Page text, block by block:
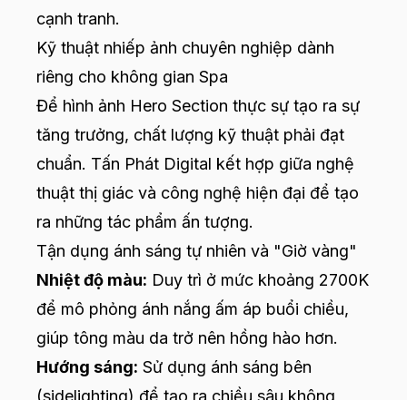
cạnh tranh.
Kỹ thuật nhiếp ảnh chuyên nghiệp dành
riêng cho không gian Spa
Để hình ảnh Hero Section thực sự tạo ra sự
tăng trưởng, chất lượng kỹ thuật phải đạt
chuẩn. Tấn Phát Digital kết hợp giữa nghệ
thuật thị giác và công nghệ hiện đại để tạo
ra những tác phẩm ấn tượng.
Tận dụng ánh sáng tự nhiên và "Giờ vàng"
Nhiệt độ màu: Duy trì ở mức khoảng 2700K
để mô phỏng ánh nắng ấm áp buổi chiều,
giúp tông màu da trở nên hồng hào hơn.
Hướng sáng: Sử dụng ánh sáng bên
(sidelighting) để tạo ra chiều sâu không